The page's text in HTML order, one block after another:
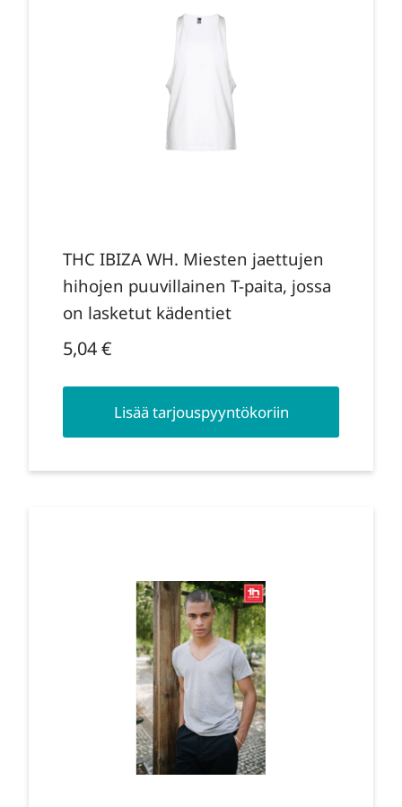
THC IBIZA WH. Miesten jaettujen
hihojen puuvillainen T-paita, jossa
on lasketut kädentiet
5,04€
Lisää tarjouspyyntökoriin